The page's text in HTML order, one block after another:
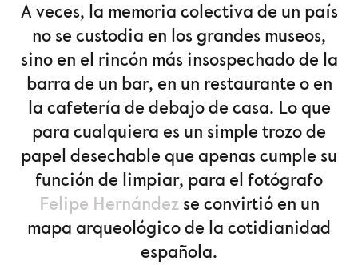
A veces, la memoria colectiva de un país
no se custodia en los grandes museos,
sino en el rincón más insospechado de la
barra de un bar, en un restaurante o en
la cafetería de debajo de casa. Lo que
para cualquiera es un simple trozo de
papel desechable que apenas cumple su
función de limpiar, para el fotógrafo
Felipe Hernándezse convirtió en un
mapa arqueológico de la cotidianidad
española.